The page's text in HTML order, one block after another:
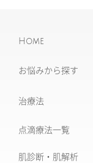
Home
お悩みから探す
【お悩みから
たるみ治療
美肌治療・肌育
治療法
治療機器・設
フォトナ6D/4D
点滴療法一覧
肌診断・肌解析